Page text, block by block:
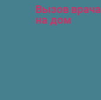
Вызов врача
на дом